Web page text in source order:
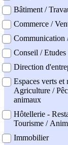
Bâtiment /
Commerce /
Communication
Conseil / Etudes
Direction
Espaces verts et
Agriculture /
animaux
Hôtellerie -
Tourisme /
Immobilier